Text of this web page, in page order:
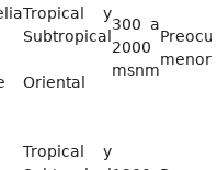
Tropical y
Subtropical
Oriental
300 a
2000
msnm
menor
Tropical y